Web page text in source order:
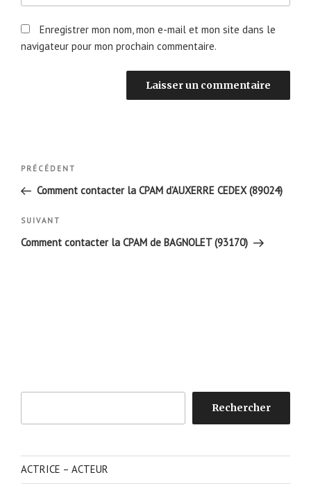
Enregistrer mon nom, mon e-mail et mon site dans le
navigateur pour mon prochain commentaire.
Navigation
l’article
Article
précédent
PRÉCÉDENT
Comment contacter la CPAM d’AUXERRE CEDEX (89024)
Article
suivant
SUIVANT
Comment contacter la CPAM de BAGNOLET (93170)
Rechercher
ACTRICE – ACTEUR